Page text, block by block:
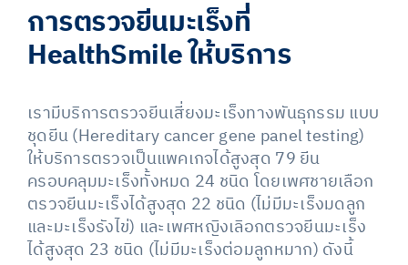
การตรวจยีนมะเร็งที่
HealthSmile ให้บริการ
เรามีบริการตรวจยีนเสี่ยงมะเร็งทางพันธุกรรม แบบ
ชุดยีน (Hereditary cancer gene panel testing)
ให้บริการตรวจเป็นแพคเกจได้สูงสุด 79 ยีน
ครอบคลุมมะเร็งทั้งหมด 24 ชนิด โดยเพศชายเลือก
ตรวจยีนมะเร็งได้สูงสุด 22 ชนิด (ไม่มีมะเร็งมดลูก
และมะเร็งรังไข่) และเพศหญิงเลิอกตรวจยีนมะเร็ง
ได้สูงสุด 23 ชนิด (ไม่มีมะเร็งต่อมลูกหมาก) ดังนี้